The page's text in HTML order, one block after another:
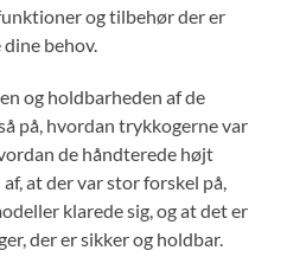
og tilbehør der er
behov.
og holdbarheden af de
på, hvordan trykkogerne var
de håndterede højt
at der var stor forskel på,
klarede sig, og at det er
der er sikker og holdbar.